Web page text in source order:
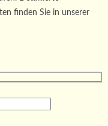
finden Sie in unserer